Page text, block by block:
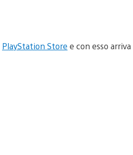
PlayStation Store e con esso